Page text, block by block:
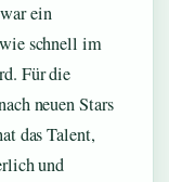
ein
schnell im
Für die
neuen Stars
das Talent,
und